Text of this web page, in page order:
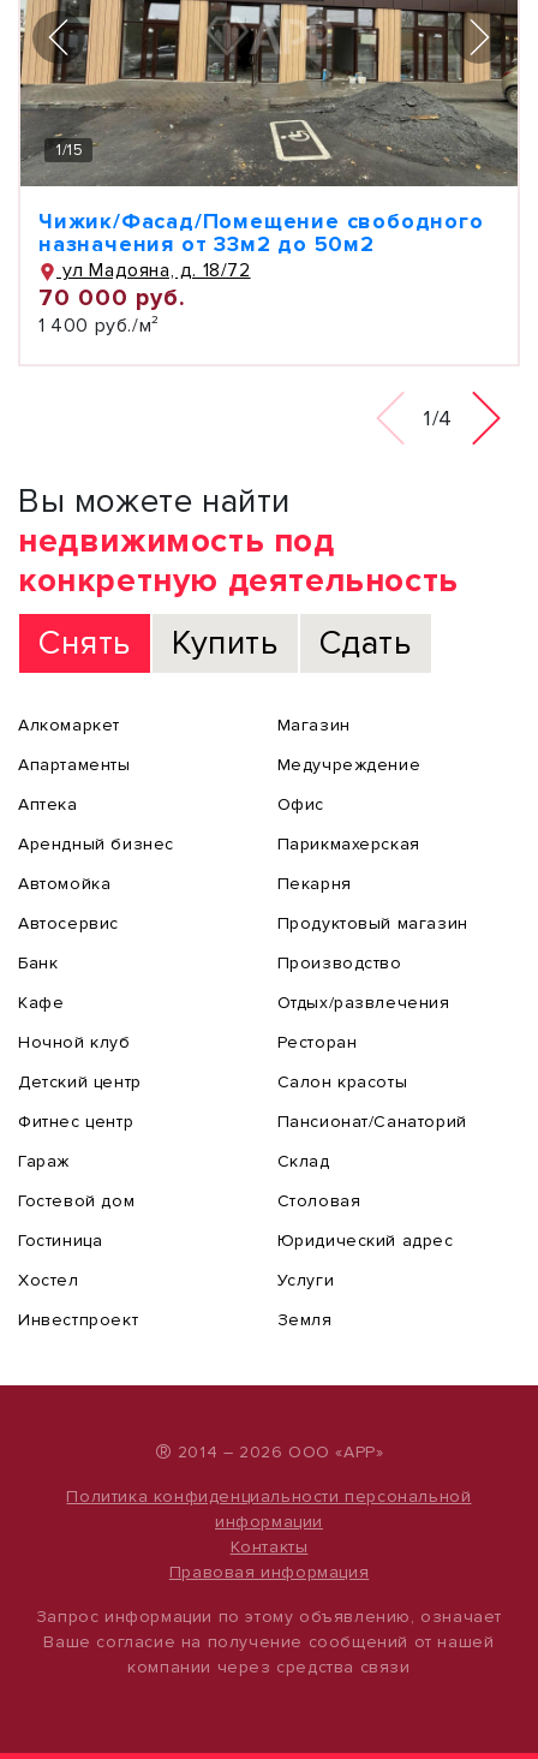
1/15
Чижик/Фасад/Помещение свободного
назначения от 33м2 до 50м2
ул Мадояна, д. 18/72
70 000 руб.
1 400 руб./м²
1/4
Вы можете найти
недвижимость под
конкретную деятельность
Снять
Купить Сдать
Алкомаркет
Апартаменты
Аптека
Арендный бизнес
Автомойка
Автосервис
Банк
Кафе
Ночной клуб
Детский центр
Фитнес центр
Гараж
Гостевой дом
Гостиница
Хостел
Инвестпроект
Магазин
Медучреждение
Офис
Парикмахерская
Пекарня
Продуктовый магазин
Производство
Отдых/развлечения
Ресторан
Салон красоты
Пансионат/Санаторий
Склад
Столовая
Юридический адрес
Услуги
Земля
® 2014 – 2026 ООО «АРР»
Политика конфиденциальности персональной
информации
Контакты
Правовая информация
Запрос информации по этому объявлению, означает
Ваше согласие на получение сообщений от нашей
компании через средства связи